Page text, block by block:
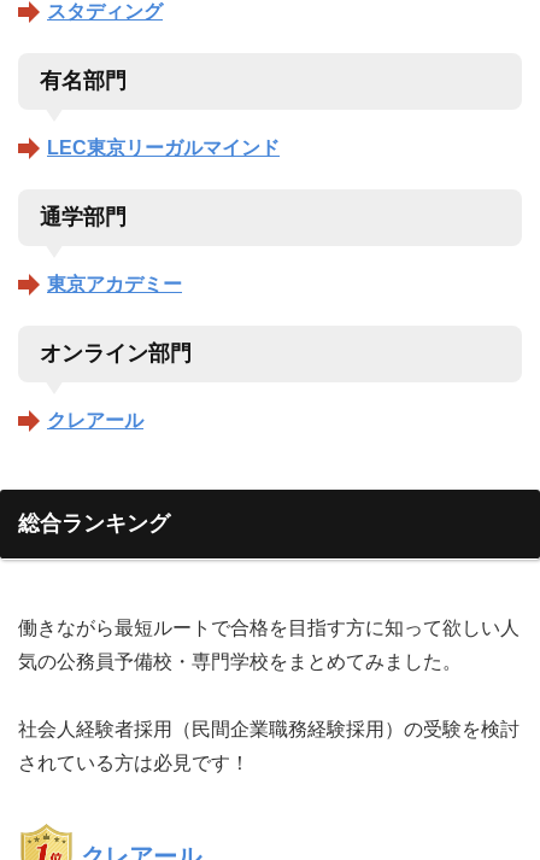
スタディング
有名部門
LEC東京リーガルマインド
通学部門
東京アカデミー
オンライン部門
クレアール
総合ランキング
働きながら最短ルートで合格を目指す方に知って欲しい人
気の公務員予備校・専門学校をまとめてみました。
社会人経験者採用（民間企業職務経験採用）の受験を検討
されている方は必見です！